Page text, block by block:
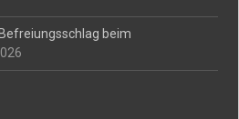
beim